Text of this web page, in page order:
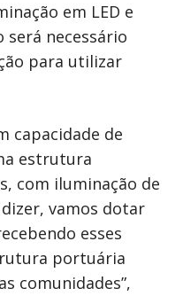
em LED e
será necessário
para utilizar
capacidade de
estrutura
com iluminação de
vamos dotar
esses
portuária
comunidades”,